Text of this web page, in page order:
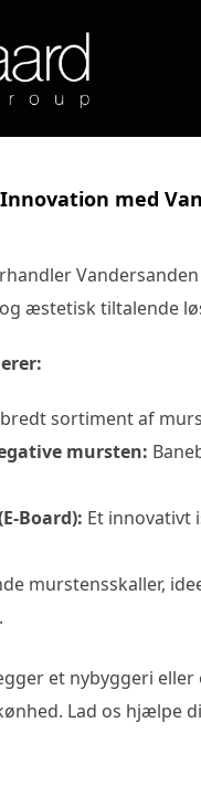
med
æstetisk tiltalende
sortiment af
mursten:
Board): Et innovativt
murstensskaller,
et nybyggeri
Lad os hjælpe